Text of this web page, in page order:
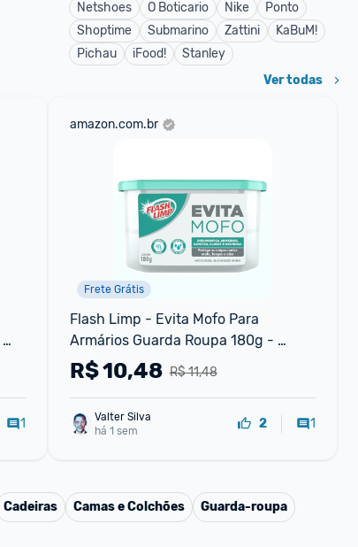
Netshoes
O Boticario Nike
Ponto
Shoptime
Submarino Zattini
KaBuM!
Pichau
iFood! Stanley
Ver todas
1
amazon.com.br
Frete Grátis
Flash Limp - Evita Mofo Para
Armários Guarda Roupa 180g -
Amo1881
R$ 11,48
R$10,48
Valter Silva
há 1 sem
2 1
Cadeiras Camas e Colchões Guarda-roupa